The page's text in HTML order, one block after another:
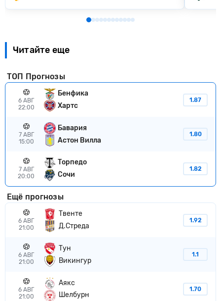
Читайте еще
ТОП Прогнозы
6 АВГ
22:00
Бенфика
Хартс
1.87
7 АВГ
15:00
Бавария
Астон Вилла
1.80
7 АВГ
20:00
Торпедо
Сочи
1.82
Ещё прогнозы
6 АВГ
21:00
Твенте
Д.Стреда
1.92
6 АВГ
21:00
Тун
Викингур
1.1
6 АВГ
21:00
Аякс
Шелбурн
1.70